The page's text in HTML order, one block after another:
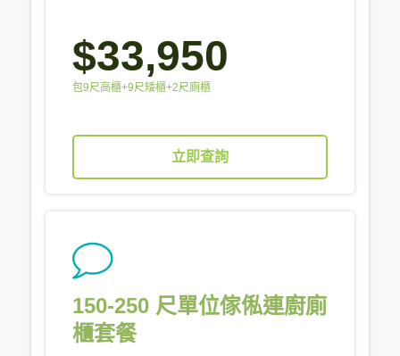
$33,950
包9尺高櫃+9尺矮櫃+2尺廁櫃
立即查詢
150-250 尺單位傢俬連廚廁
櫃套餐